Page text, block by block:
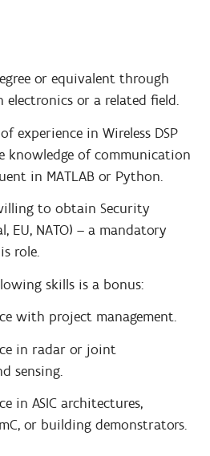
or equivalent through
electronics or a related field.
experience in Wireless DSP
knowledge of communication
in MATLAB or Python.
to obtain Security
EU, NATO) – a mandatory
role.
skills is a bonus:
with project management.
in radar or joint
sensing.
in ASIC architectures,
or building demonstrators.